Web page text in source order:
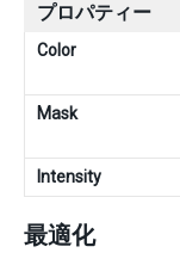
プロパティー
Color
Mask
Intensity
最適化